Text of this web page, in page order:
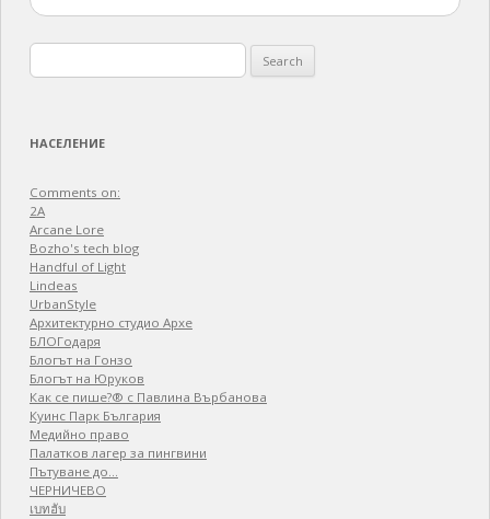
for:
НАСЕЛЕНИЕ
Comments on:
2A
Arcane Lore
Bozho's tech blog
Handful of Light
Lindeas
UrbanStyle
Архитектурно студио Архе
БЛОГодаря
Блогът на Гонзо
Блогът на Юруков
Как се пише?® с Павлина Върбанова
Куинс Парк България
Медийно право
Палатков лагер зa пингвини
Пътуване до…
ЧЕРНИЧЕВО
เบทฮับ